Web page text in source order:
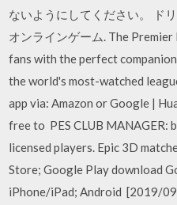
ないようにしてください。 ド
オンラインゲーム. The
fans with the perfect
the world's most-watched
app via: Amazon or Google |
free to PES CLUB MANAGER:
licensed players. Epic 3D
Store; Google Play download
iPhone/iPad; Android [2019/